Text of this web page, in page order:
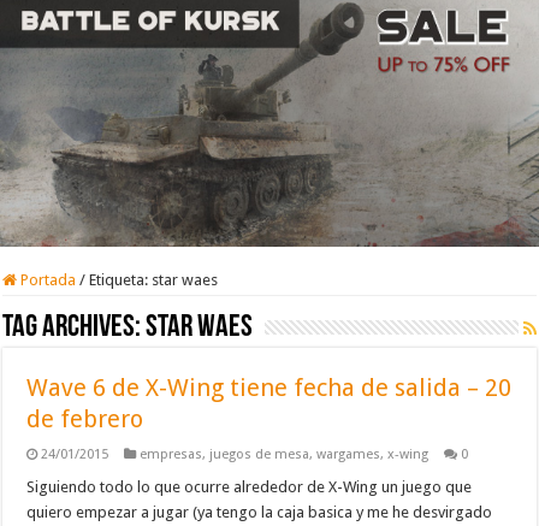
Portada / Etiqueta: star waes
Tag Archives:star waes
Wave 6 de X-Wing tiene fecha de salida – 20
de febrero
24/01/2015 empresas, juegos de mesa,wargames,x-wing 0
Siguiendo todo lo que ocurre alrededor de X-Wing un juego que
quiero empezar a jugar (ya tengo la caja basica y me he desvirgado